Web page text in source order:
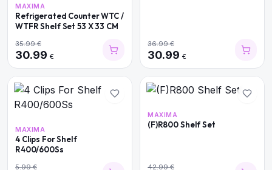
MAXIMA
Refrigerated Counter WTC /
WTFR Shelf Set 53 X 33 CM
35.99€
30.99 €
36.99€
30.99 €
MAXIMA
4 Clips For Shelf
R400/600Ss
5.99€
MAXIMA
(F)R800 Shelf Set
42.99€